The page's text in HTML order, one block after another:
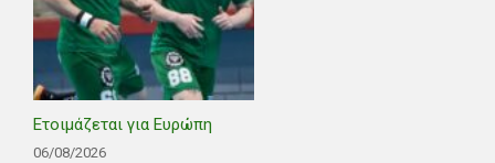
Ετοιμάζεται για Ευρώπη
06/08/2026